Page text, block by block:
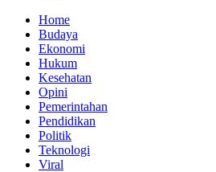
Menu
Home
Budaya
Ekonomi
Hukum
Kesehatan
Opini
Pemerintahan
Pendidikan
Politik
Teknologi
Viral